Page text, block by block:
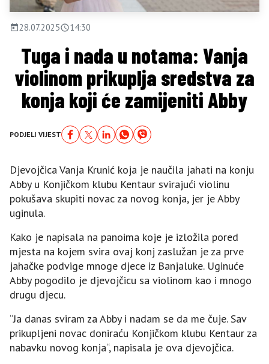
28.07.2025 14:30
Tuga i nada u notama: Vanja
violinom prikuplja sredstva za
konja koji će zamijeniti Abby
PODJELI VIJEST
Djevojčica Vanja Krunić koja je naučila jahati na konju
Abby u Konjičkom klubu Kentaur svirajući violinu
pokušava skupiti novac za novog konja, jer je Abby
uginula.
Kako je napisala na panoima koje je izložila pored
mjesta na kojem svira ovaj konj zaslužan je za prve
jahačke podvige mnoge djece iz Banjaluke. Uginuće
Abby pogodilo je djevojčicu sa violinom kao i mnogo
drugu djecu.
“Ja danas sviram za Abby i nadam se da me čuje. Sav
prikupljeni novac doniraću Konjičkom klubu Kentaur za
nabavku novog konja“, napisala je ova djevojčica.